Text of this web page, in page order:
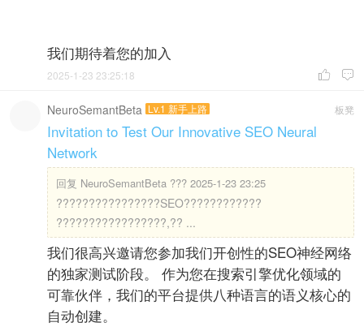
我们期待着您的加入
 
2025-1-23 23:25:18
板凳
NeuroSemantBeta Lv.1 新手上路
Invitation to Test Our Innovative SEO Neural
Network
回复 NeuroSemantBeta ??? 2025-1-23 23:25
????????????????SEO????????????
?????????????????,?? ...
我们很高兴邀请您参加我们开创性的SEO神经网络
的独家测试阶段。 作为您在搜索引擎优化领域的
可靠伙伴，我们的平台提供八种语言的语义核心的
自动创建。